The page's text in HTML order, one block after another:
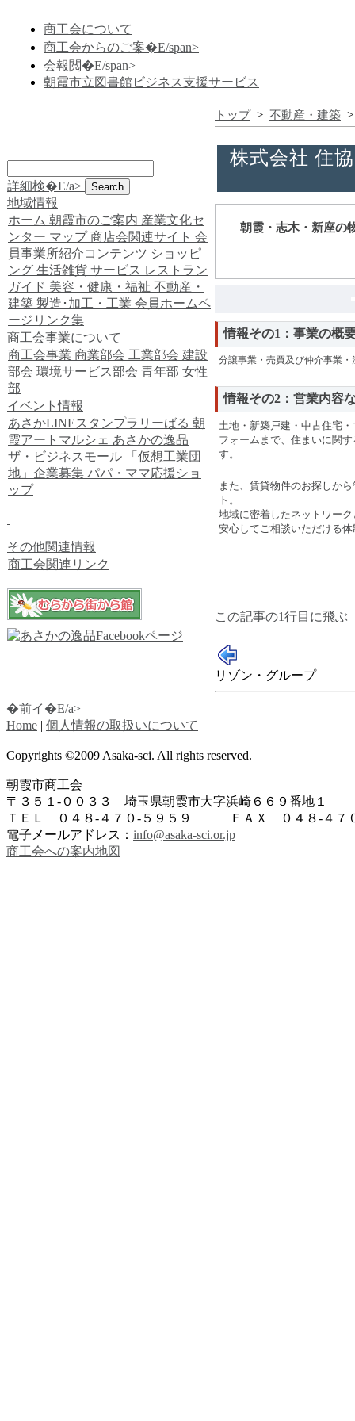
商工会について
商工会からのご案�E/span>
会報閲�E/span>
朝霞市立図書館ビジネス支援サービス
詳細検�E/a>
地域情報
ホーム 朝霞市のご案内 産業文化セ
ンター マップ 商店会関連サイト 会
員事業所紹介コンテンツ ショッピ
ング 生活雑貨 サービス レストラン
ガイド 美容・健康・福祉 不動産・
建築 製造･加工・工業 会員ホームペ
ージリンク集
商工会事業について
商工会事業 商業部会 工業部会 建設
部会 環境サービス部会 青年部 女性
部
イベント情報
あさかLINEスタンプラリーばる 朝
霞アートマルシェ あさかの逸品
ザ・ビジネスモール
「仮想工業団
地」企業募集 パパ・ママ応援ショ
ップ
その他関連情報
商工会関連リンク
トップ> 不動産・建築
株式会社 住
朝霞・志木・新座の
情報その1：事業の概
分譲事業・売買及び仲介事業
情報その2：営業内容
土地・新築戸建・中古住宅
フォームまで、住まいに関
す。
また、賃貸物件のお探しか
ト。
地域に密着したネットワー
安心してご相談いただける
この記事の1行目に飛ぶ
リゾン・グループ
�前イ�E/a>
Home | 個人情報の取扱いについて
Copyrights ©2009 Asaka-sci. All rights reserved.
朝霞市商工会
〒３５１-００３３ 埼玉県朝霞市大字浜崎６６９番地１
ＴＥＬ ０４８-４７０-５９５９ ＦＡＸ ０４８-４７
電子メールアドレス： info@asaka-sci.or.jp
商工会への案内地図